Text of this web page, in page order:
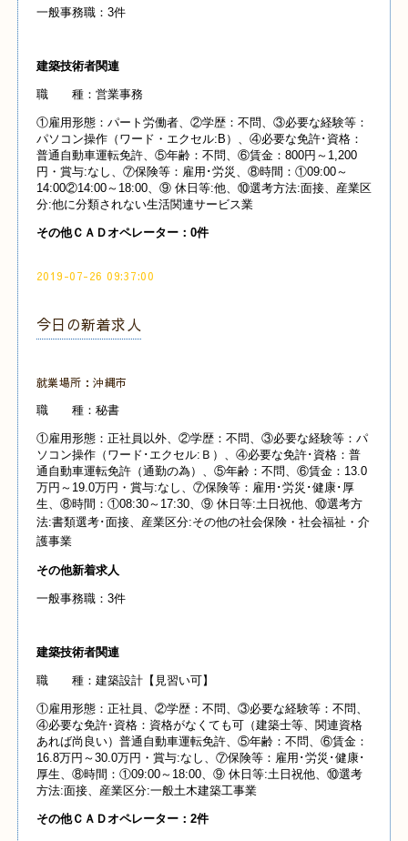
一般事務職：3件
建築技術者関連
職 種：営業事務
①雇用形態：パート労働者、②学歴：不問、③必要な経験等：
パソコン操作（ワード・エクセル:B）、④必要な免許･資格：
普通自動車運転免許、⑤年齢：不問、⑥賃金：800円～1,200
円・賞与:なし、⑦保険等：雇用･労災、⑧時間：①09:00～
14:00②14:00～18:00、⑨ 休日等:他、⑩選考方法:面接、産業区
分:他に分類されない生活関連サービス業
その他ＣＡＤオペレーター：0件
2019-07-26 09:37:00
今日の新着求人
就業場所：沖縄市
職 種：秘書
①雇用形態：正社員以外、②学歴：不問、③必要な経験等：パ
ソコン操作（ワード･エクセル:Ｂ）、④必要な免許･資格：普
通自動車運転免許（通勤の為）、⑤年齢：不問、⑥賃金：13.0
万円～19.0万円・賞与:なし、⑦保険等：雇用･労災･健康･厚
生、⑧時間：①08:30～17:30、⑨ 休日等:土日祝他、⑩選考方
法:書類選考･面接、産業区分:その他の社会保険・社会福祉・介
護事業
その他新着求人
一般事務職：3件
建築技術者関連
職 種：建築設計【見習い可】
①雇用形態：正社員、②学歴：不問、③必要な経験等：不問、
④必要な免許･資格：資格がなくても可（建築士等、関連資格
あれば尚良い）普通自動車運転免許、⑤年齢：不問、⑥賃金：
16.8万円～30.0万円・賞与:なし、⑦保険等：雇用･労災･健康･
厚生、⑧時間：①09:00～18:00、⑨ 休日等:土日祝他、⑩選考
方法:面接、産業区分:一般土木建築工事業
その他ＣＡＤオペレーター：2件